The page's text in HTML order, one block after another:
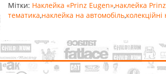
Мітки: Наклейка «Prinz Eugen»,наклейка
тематика,наклейка на автомобіль,